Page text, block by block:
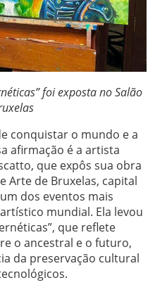
foi exposta no Salão
conquistar o mundo e a
afirmação é a artista
que expôs sua obra
Arte de Bruxelas, capital
dos eventos mais
mundial. Ela levou
que reflete
o ancestral e o futuro,
da preservação cultural